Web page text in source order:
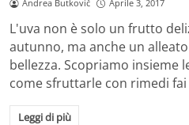
Andrea Butkovič Aprile 3, 2017
L'uva non è solo un frutto
autunno, ma anche un
bellezza. Scopriamo insieme
come sfruttarle con rimedi fai
Leggi di più